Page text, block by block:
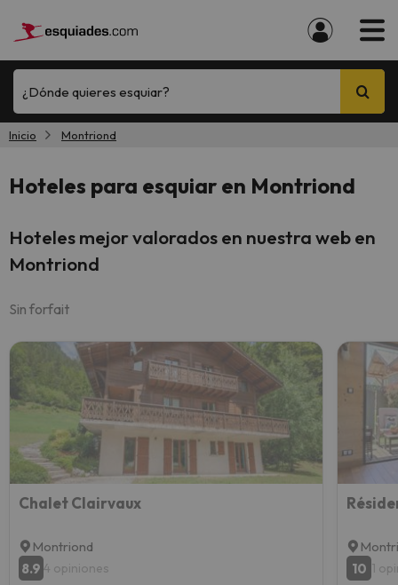
¿Dónde quieres esquiar?
Inicio Montriond
Hoteles para esquiar en Montriond
Hoteles mejor valorados en nuestra web en
Montriond
Sin forfait
Chalet Clairvaux
Montriond
8.9 4 opiniones
10 1